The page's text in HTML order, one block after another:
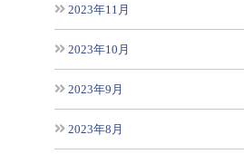
2023年11月
2023年10月
2023年9月
2023年8月